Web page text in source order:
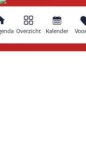
Overzicht Kalender